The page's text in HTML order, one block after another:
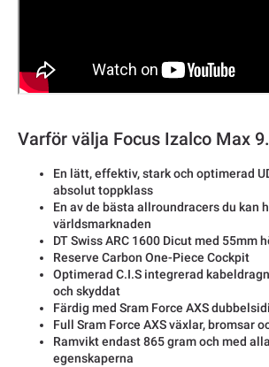
Varför välja Focus Izalco Max
En lätt, effektiv, stark och optimerad
absolut toppklass
En av de bästa allroundracers du kan
världsmarknaden
DT Swiss ARC 1600 Dicut med 55mm
Reserve Carbon One-Piece Cockpit
Optimerad C.I.S integrerad
och skyddat
Färdig med Sram Force AXS
Full Sram Force AXS växlar, bromsar
Ramvikt endast 865 gram och med
egenskaperna